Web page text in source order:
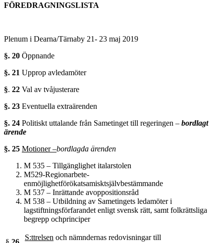
FÖREDRAGNINGSLISTA
Plenum i Dearna/Tärnaby 21- 23 maj 2019
§. 20 Öppnande
§. 21 Upprop avledamöter
§. 22 Val av tvåjusterare
§. 23 Eventuella extraärenden
§. 24 Politiskt uttalande från Sametinget till regeringen – bordlagt
ärende
§. 25 Motioner –bordlagda ärenden
M 535 – Tillgänglighet italarstolen
M529-Regionarbete-
enmöjlighetförökatsamisktsjälvbestämmande
M 537 – Inrättande avoppositionsråd
M 538 – Utbildning av Sametingets ledamöter i
lagstiftningsförfarandet enligt svensk rätt, samt folkrättsliga
begrepp ochprinciper
S:ttrelsen och nämndernas redovisningar till